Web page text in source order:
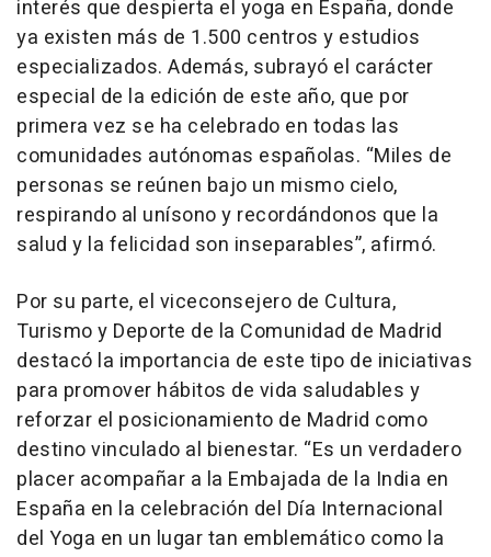
interés que despierta el yoga en España, donde
ya existen más de 1.500 centros y estudios
especializados. Además, subrayó el carácter
especial de la edición de este año, que por
primera vez se ha celebrado en todas las
comunidades autónomas españolas. “Miles de
personas se reúnen bajo un mismo cielo,
respirando al unísono y recordándonos que la
salud y la felicidad son inseparables”, afirmó.
Por su parte, el viceconsejero de Cultura,
Turismo y Deporte de la Comunidad de Madrid
destacó la importancia de este tipo de iniciativas
para promover hábitos de vida saludables y
reforzar el posicionamiento de Madrid como
destino vinculado al bienestar. “Es un verdadero
placer acompañar a la Embajada de la India en
España en la celebración del Día Internacional
del Yoga en un lugar tan emblemático como la